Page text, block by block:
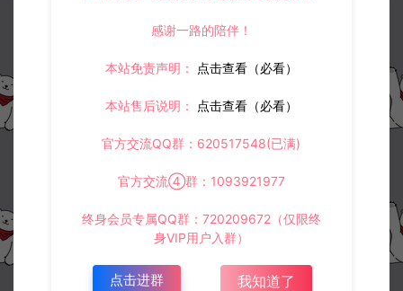
感谢一路的陪伴！
本站免责声明： 点击查看（必看）
本站售后说明： 点击查看（必看）
官方交流QQ群：620517548(已满)
官方交流④群：1093921977
终身会员专属QQ群：720209672（仅限终
身VIP用户入群）
点击进群 我知道了